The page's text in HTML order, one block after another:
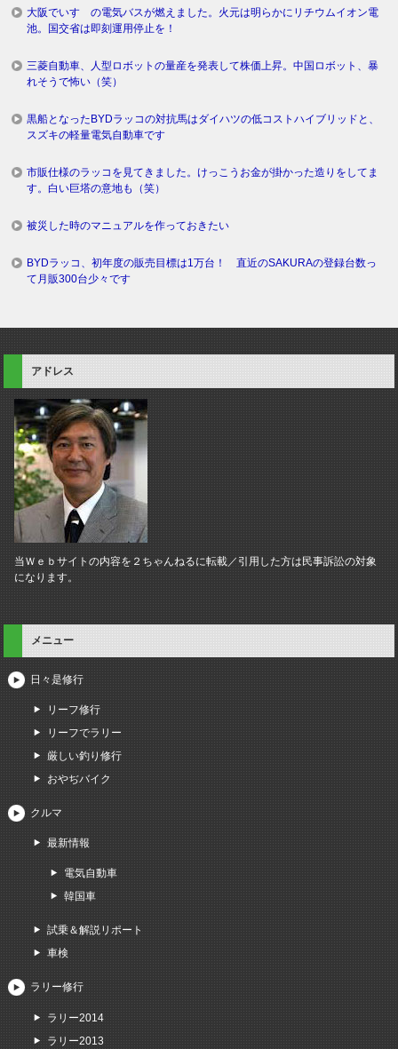
大阪でいすゞの電気バスが燃えました。火元は明らかにリチウムイオン電
池。国交省は即刻運用停止を！
三菱自動車、人型ロボットの量産を発表して株価上昇。中国ロボット、暴
れそうで怖い（笑）
黒船となったBYDラッコの対抗馬はダイハツの低コストハイブリッドと、
スズキの軽量電気自動車です
市販仕様のラッコを見てきました。けっこうお金が掛かった造りをしてま
す。白い巨塔の意地も（笑）
被災した時のマニュアルを作っておきたい
BYDラッコ、初年度の販売目標は1万台！ 直近のSAKURAの登録台数っ
て月販300台少々です
アドレス
当Ｗｅｂサイトの内容を２ちゃんねるに転載／引用した方は民事訴訟の対象
になります。
メニュー
日々是修行
リーフ修行
リーフでラリー
厳しい釣り修行
おやぢバイク
クルマ
最新情報
電気自動車
韓国車
試乗＆解説リポート
車検
ラリー修行
ラリー2014
ラリー2013